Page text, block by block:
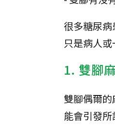
很多糖尿
只是病人
1. 雙腳
雙腳偶爾
能會引發所